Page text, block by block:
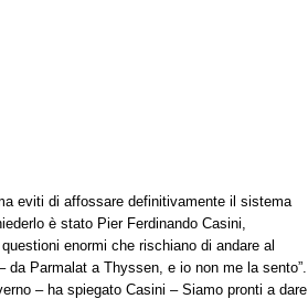
eviti di affossare definitivamente il sistema
è stato Pier Ferdinando Casini,
enormi che rischiano di andare al
Parmalat a Thyssen, e io non me la sento”.
– ha spiegato Casini – Siamo pronti a dare